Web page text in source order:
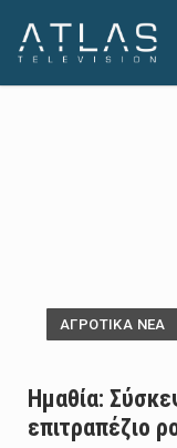
ΑΓΡΟΤΙΚΑ ΝΕΑ
Ημαθία:
επιτραπέζιο